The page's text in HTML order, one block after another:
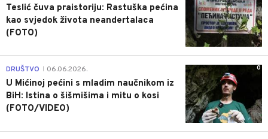
Teslić čuva praistoriju: Rastuška pećina
kao svjedok života neandertalaca
(FOTO)
0
DRUŠTVO 06.06.2026.
U Mićinoj pećini s mladim naučnikom iz
BiH: Istina o šišmišima i mitu o kosi
(FOTO/VIDEO)